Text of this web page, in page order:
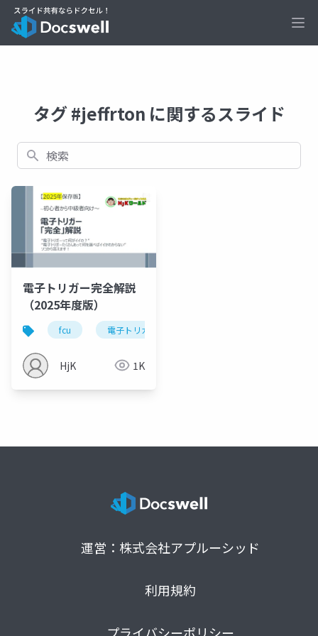
タグ #jeffrton に関するスライド
検索
電子トリガー完全解説
（2025年度版）
fcu 電子トリガー
HjK 1K
運営：株式会社アプルーシッド
利用規約
プライバシーポリシー